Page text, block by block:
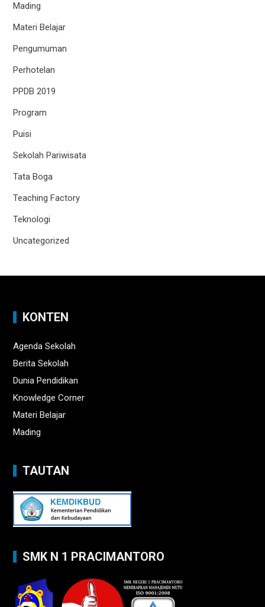
Mading
Materi Belajar
Pengumuman
Perhotelan
PPDB 2019
Program
Puisi
Sekolah Pariwisata
Tata Boga
Teaching Factory
Teknologi
Uncategorized
KONTEN
Agenda Sekolah
Berita Sekolah
Dunia Pendidikan
Knowledge Corner
Materi Belajar
Mading
TAUTAN
SMK N 1 PRACIMANTORO